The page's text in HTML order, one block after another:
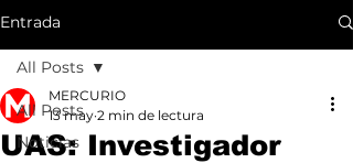
Entrada
All Posts
Noticias
All Posts
UAS: Investigador
MERCURIO
13 may 2 min de lectura